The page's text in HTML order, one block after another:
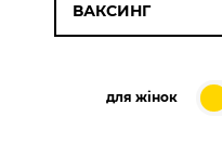
ВАКСИНГ
для жінок